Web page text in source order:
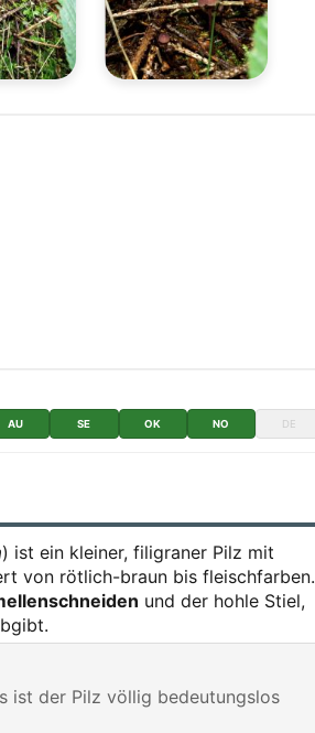
AU SE OK NO DE
) ist ein kleiner, filigraner Pilz mit
von rötlich-braun bis fleischfarben.
und der hohle Stiel,
ist der Pilz völlig bedeutungslos